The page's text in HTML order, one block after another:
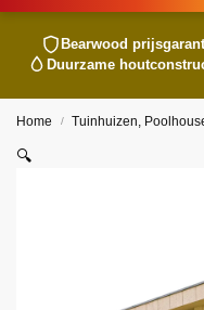
Bearwood
Duurzame
Home / Tuinhuizen,
🔍